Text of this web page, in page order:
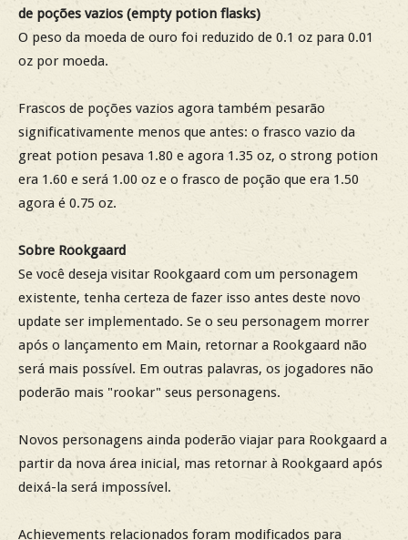
de poções vazios (empty potion flasks)
O peso da moeda de ouro foi reduzido de 0.1 oz para 0.01
oz por moeda.
Frascos de poções vazios agora também pesarão
significativamente menos que antes: o frasco vazio da
great potion pesava 1.80 e agora 1.35 oz, o strong potion
era 1.60 e será 1.00 oz e o frasco de poção que era 1.50
agora é 0.75 oz.
Sobre Rookgaard
Se você deseja visitar Rookgaard com um personagem
existente, tenha certeza de fazer isso antes deste novo
update ser implementado. Se o seu personagem morrer
após o lançamento em Main, retornar a Rookgaard não
será mais possível. Em outras palavras, os jogadores não
poderão mais "rookar" seus personagens.
Novos personagens ainda poderão viajar para Rookgaard a
partir da nova área inicial, mas retornar à Rookgaard após
deixá-la será impossível.
Achievements relacionados foram modificados para